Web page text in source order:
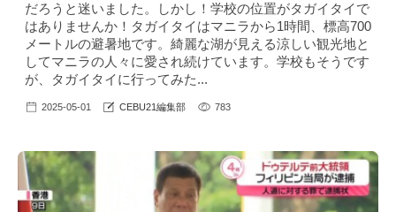
だろうと迷いました。しかし！学校の位置がタガイタイで
はありませんか！タガイタイはマニラから1時間、標高700
メートルの避暑地です。綺麗な湖が見える涼しい観光地と
してマニラの人々に愛され続けています。学校もそうです
が、タガイタイに行ってみた...
2025-05-01 CEBU21編集部 783